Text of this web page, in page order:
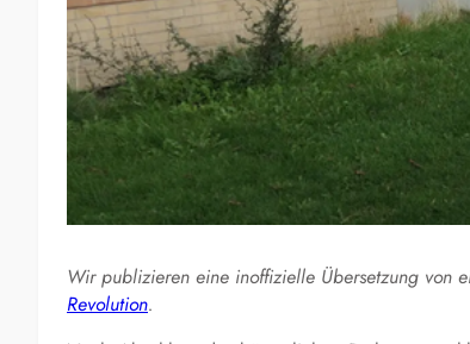
Wir publizieren eine inoffizielle Übersetzung von
Revolution.